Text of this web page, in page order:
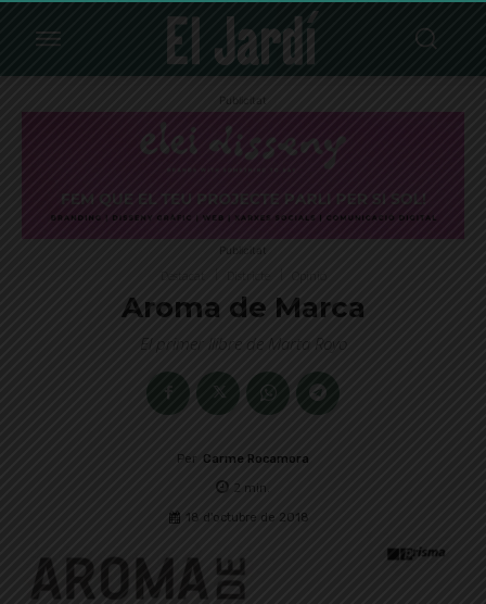
Publicitat
Publicitat
Aroma de Marca
El primer llibre de Marta Royo
Per Carme Rocamora
2 min.
18 d'octubre de 2018